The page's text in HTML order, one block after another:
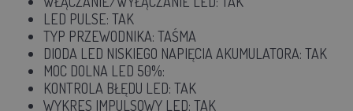
LED PULSE: TAK
TYP PRZEWODNIKA: TAŚMA
DIODA LED NISKIEGO NAPIĘCIA AKUMULATORA: TAK
MOC DOLNA LED 50%:
KONTROLA BŁĘDU LED: TAK
WYKRES IMPULSOWY LED: TAK